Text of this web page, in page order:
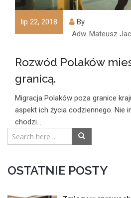
lip 22, 2018
By
Adw. Mateusz
Rozwód Polaków
granicą.
Migracja Polaków poza granice
aspekt ich życia codziennego. Nie
chodzi…
OSTATNIE POSTY